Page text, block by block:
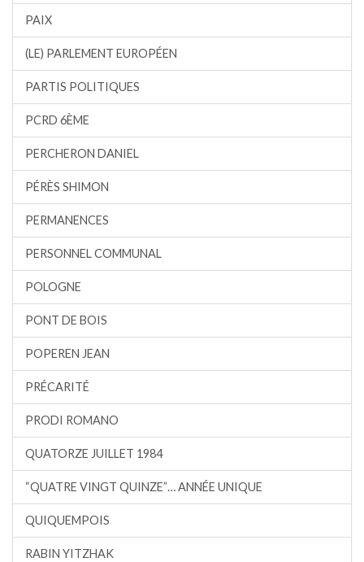
PAIX
(LE) PARLEMENT EUROPÉEN
PARTIS POLITIQUES
PCRD 6ÈME
PERCHERON DANIEL
PÉRÈS SHIMON
PERMANENCES
PERSONNEL COMMUNAL
POLOGNE
PONT DE BOIS
POPEREN JEAN
PRÉCARITÉ
PRODI ROMANO
QUATORZE JUILLET 1984
“QUATRE VINGT QUINZE”… ANNÉE UNIQUE
QUIQUEMPOIS
RABIN YITZHAK